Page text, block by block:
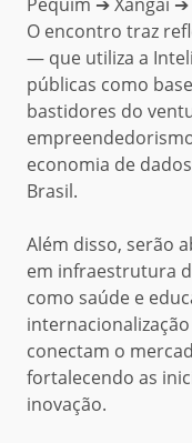
O encontro traz
— que utiliza a
públicas como
bastidores do
economia de
Brasil.
Além disso, serão
em infraestrutura
como saúde e
conectam o
fortalecendo as
inovação.